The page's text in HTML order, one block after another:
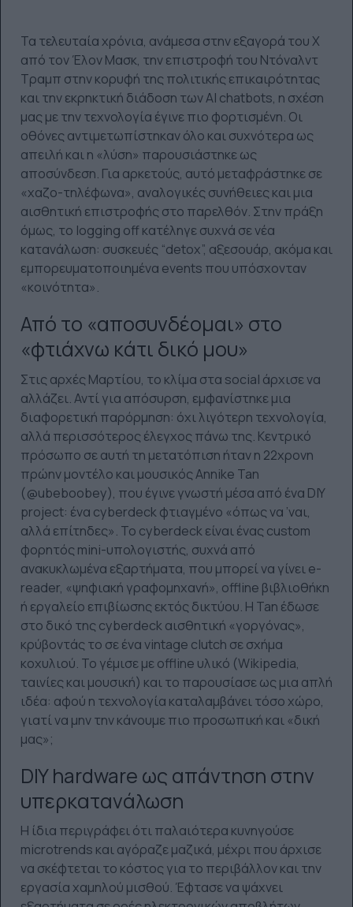
Τα τελευταία χρόνια, ανάμεσα στην εξαγορά του X
από τον Έλον Μασκ, την επιστροφή του Ντόναλντ
Τραμπ στην κορυφή της πολιτικής επικαιρότητας
και την εκρηκτική διάδοση των AI chatbots, η σχέση
μας με την τεχνολογία έγινε πιο φορτισμένη. Οι
οθόνες αντιμετωπίστηκαν όλο και συχνότερα ως
απειλή και η «λύση» παρουσιάστηκε ως
αποσύνδεση. Για αρκετούς, αυτό μεταφράστηκε σε
«χαζο-τηλέφωνα», αναλογικές συνήθειες και μια
αισθητική επιστροφής στο παρελθόν. Στην πράξη
όμως, το logging off κατέληγε συχνά σε νέα
κατανάλωση: συσκευές “detox”, αξεσουάρ, ακόμα και
εμπορευματοποιημένα events που υπόσχονταν
«κοινότητα».
Από το «αποσυνδέομαι» στο
«φτιάχνω κάτι δικό μου»
Στις αρχές Μαρτίου, το κλίμα στα social άρχισε να
αλλάζει. Αντί για απόσυρση, εμφανίστηκε μια
διαφορετική παρόρμηση: όχι λιγότερη τεχνολογία,
αλλά περισσότερος έλεγχος πάνω της. Κεντρικό
πρόσωπο σε αυτή τη μετατόπιση ήταν η 22χρονη
πρώην μοντέλο και μουσικός Annike Tan
(@ubeboobey), που έγινε γνωστή μέσα από ένα DIY
project: ένα cyberdeck φτιαγμένο «όπως να ’ναι,
αλλά επίτηδες». Το cyberdeck είναι ένας custom
φορητός mini-υπολογιστής, συχνά από
ανακυκλωμένα εξαρτήματα, που μπορεί να γίνει e-
reader, «ψηφιακή γραφομηχανή», offline βιβλιοθήκη
ή εργαλείο επιβίωσης εκτός δικτύου. Η Tan έδωσε
στο δικό της cyberdeck αισθητική «γοργόνας»,
κρύβοντάς το σε ένα vintage clutch σε σχήμα
κοχυλιού. Το γέμισε με offline υλικό (Wikipedia,
ταινίες και μουσική) και το παρουσίασε ως μια απλή
ιδέα: αφού η τεχνολογία καταλαμβάνει τόσο χώρο,
γιατί να μην την κάνουμε πιο προσωπική και «δική
μας»;
DIY hardware ως απάντηση στην
υπερκατανάλωση
Η ίδια περιγράφει ότι παλαιότερα κυνηγούσε
microtrends και αγόραζε μαζικά, μέχρι που άρχισε
να σκέφτεται το κόστος για το περιβάλλον και την
εργασία χαμηλού μισθού. Έφτασε να ψάχνει